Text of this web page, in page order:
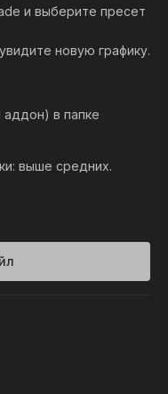
и выберите пресет
новую графику.
аддон) в папке
выше средних.